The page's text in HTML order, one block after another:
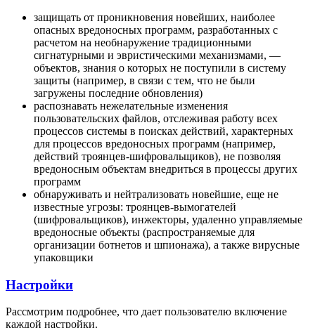
защищать от проникновения новейших, наиболее
опасных вредоносных программ, разработанных с
расчетом на необнаружение традиционными
сигнатурными и эвристическими механизмами, —
объектов, знания о которых не поступили в систему
защиты (например, в связи с тем, что не были
загружены последние обновления)
распознавать нежелательные изменения
пользовательских файлов, отслеживая работу всех
процессов системы в поисках действий, характерных
для процессов вредоносных программ (например,
действий троянцев-шифровальщиков), не позволяя
вредоносным объектам внедриться в процессы других
программ
обнаруживать и нейтрализовать новейшие, еще не
известные угрозы: троянцев-вымогателей
(шифровальщиков), инжекторы, удаленно управляемые
вредоносные объекты (распространяемые для
организации ботнетов и шпионажа), а также вирусные
упаковщики
Настройки
Рассмотрим подробнее, что дает пользователю включение
каждой настройки.